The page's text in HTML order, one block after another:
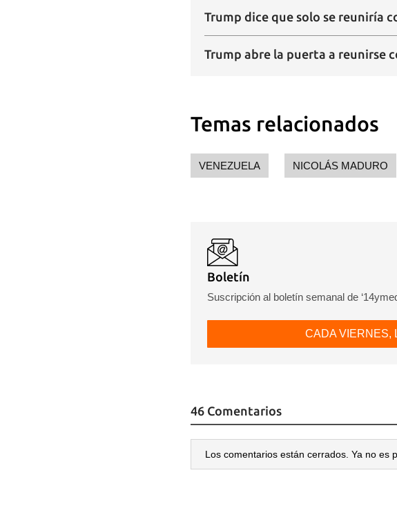
Trump dice que solo se reuniría
Trump abre la puerta a reunirse
Temas relacionados
VENEZUELA NICOLÁS MADURO
Boletín
Suscripción al boletín semanal de
CADA VIERNES,
46 Comentarios
Los comentarios están cerrados. Ya no es